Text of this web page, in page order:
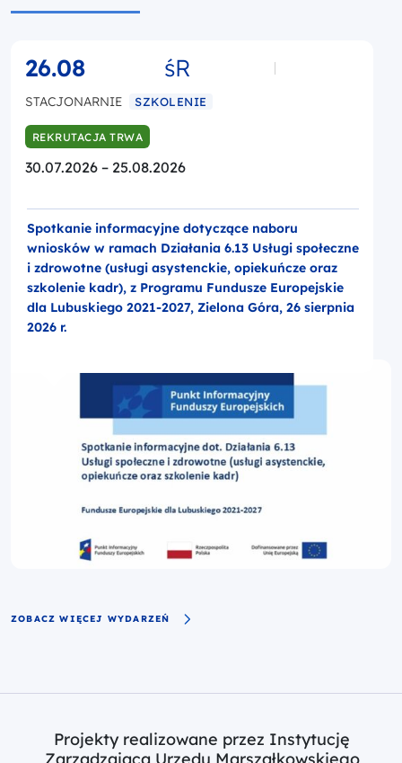
26.08 śR
STACJONARNIE SZKOLENIE
REKRUTACJA TRWA
30.07.2026 – 25.08.2026
Spotkanie informacyjne dotyczące naboru
wniosków w ramach Działania 6.13 Usługi społeczne
i zdrowotne (usługi asystenckie, opiekuńcze oraz
szkolenie kadr), z Programu Fundusze Europejskie
dla Lubuskiego 2021-2027, Zielona Góra, 26 sierpnia
2026 r.
ZOBACZ WIĘCEJ WYDARZEŃ
Projekty realizowane przez Instytucję